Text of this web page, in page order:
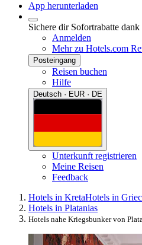
App herunterladen
Sichere dir Sofortrabatte
Anmelden
Mehr zu Hotels.com
Posteingang
Reisen buchen
Hilfe
Deutsch · EUR · DE
Unterkunft registrieren
Meine Reisen
Feedback
Hotels in KretaHotels in
Hotels in Platanias
Hotels nahe Kriegsbunker von